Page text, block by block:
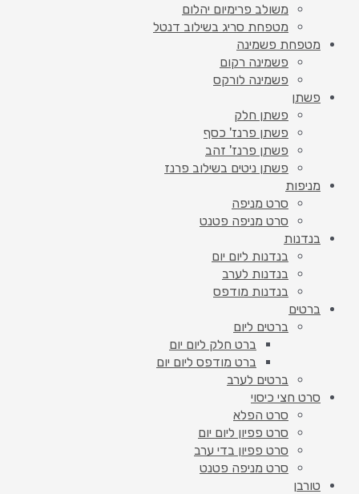
משולב פרימיום יהלום
מטפחת סריג בשילוב דנטל
מטפחת פשמינה
פשמינה רקום
פשמינה לורקס
פשתן
פשתן חלק
פשתן פרנז' כסף
פשתן פרנז' זהב
פשתן ניטים בשילוב פרנז
מניפות
סרט מניפה
סרט מניפה פטנט
בנדנות
בנדנות ליום יום
בנדנות לערב
בנדנות מודפס
ברטים
ברטים ליום
ברט חלק ליום יום
ברט מודפס ליום יום
ברטים לערב
סרט חצי כיסוי
סרט הפלא
סרט פפיון ליום יום
סרט פפיון בדי ערב
סרט מניפה פטנט
טורבן